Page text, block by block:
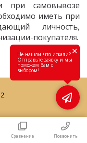
Сравнение Позвонить
при самовывозе
иметь при
личность,
покупателя.
Не нашли что искали?
Отправьте заявку и мы
поможем Вам с
выбором!
×